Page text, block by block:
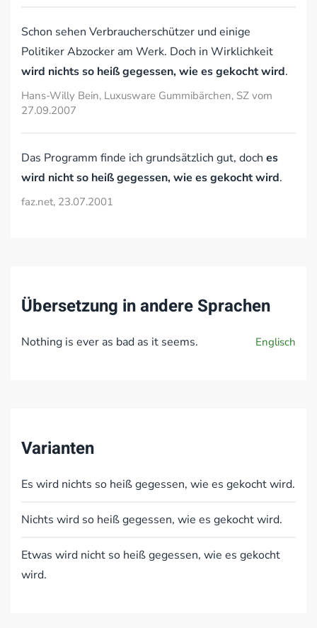
Schon sehen Verbraucherschützer und einige
Politiker Abzocker am Werk. Doch in Wirklichkeit
wird nichts so heiß gegessen, wie es gekocht wird.
Hans-Willy Bein, Luxusware Gummibärchen, SZ vom
27.09.2007
Das Programm finde ich grundsätzlich gut, doch es
wird nicht so heiß gegessen, wie es gekocht wird.
faz.net, 23.07.2001
Übersetzung in andere Sprachen
Nothing is ever as bad as it seems. Englisch
Varianten
Es wird nichts so heiß gegessen, wie es gekocht wird.
Nichts wird so heiß gegessen, wie es gekocht wird.
Etwas wird nicht so heiß gegessen, wie es gekocht
wird.